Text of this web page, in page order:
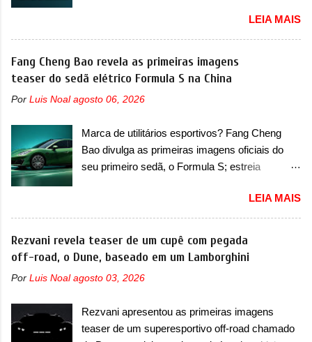
Chamado de ’16 em 1’, também chamado de
Thunder, ele apresenta uma melhoria de
eficiência térmica e integra 12 elementos de
hardware. Entre eles, motor elétrico, controlador
de motor, redutor, conversor CC-CC, OBC,
de pré-carga e gateway de domínio de energia.
Há mais quatro recursos de software como
gerenciamento...
primeiras imagens teaser de uma mudança
visual para um dos seus menores sedãs
elétricos na China, pertencente à linha Ocean.
Trata-se do Seal 06 EV, lançado no segundo
O modelo agora passará a ser vendido com
que vão atualizá-los para a identidade visual
mais moderna da marca, mas ainda sem
motivos para que essa mudança já seja tão
nada os primeiros consumidores). Pelas
imagens teaser, se percebe que o sedã contará
com um novo para-choque na dianteira. Ele
passa a trazer um vinco horizontal mais
destacado que atravessa toda a dianteira do
faróis. Ele ainda possui um espaço para a placa
novo abaixo do vinco e uma nova entrada de ar
inferio...
LEIA MAIS
Fang Cheng Bao revela as primeiras imagens
teaser do sedã elétrico Formula S na China
Por Luis Noal agosto 06, 2026
Marca de utilitários esportivos? Fang Cheng
Bao divulga as primeiras imagens oficiais do
seu primeiro sedã, o Formula S; estreia
como uma marca com utilitários esportivos, a
Fang Cheng Bao nasceu como uma empresa
voltada a desenvolver utilitários esportivos com
uma pegada mais off-road. E isso funcionou
muito bem com o lançamento dos modelos Bao
5 e Bao 8, além do Tai 3 e Tai 7. Agora, a marca
de... sedãs. Antecipado por imagens teaser, o
Formula S será o primeiro três volumes da
LEIA MAIS
Rezvani revela teaser de um cupê com pegada
off-road, o Dune, baseado em um Lamborghini
Por Luis Noal agosto 03, 2026
Rezvani apresentou as primeiras imagens
teaser de um superesportivo off-road chamado